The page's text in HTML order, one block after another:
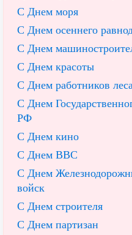
С Днем моря
С Днем осеннего
С Днем
С Днем красоты
С Днем работников
С Днем
РФ
С Днем кино
С Днем ВВС
С Днем
войск
С Днем строителя
С Днем партизан